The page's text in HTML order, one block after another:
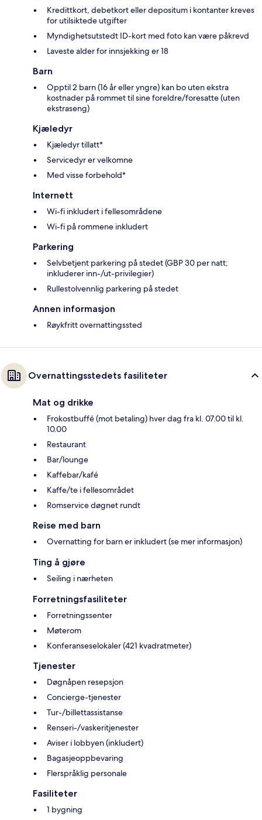
Kredittkort, debetkort eller depositum i kontanter kreves
for utilsiktede utgifter
Myndighetsutstedt ID-kort med foto kan være påkrevd
Laveste alder for innsjekking er 18
Barn
Opptil 2 barn (16 år eller yngre) kan bo uten ekstra
kostnader på rommet til sine foreldre/foresatte (uten
ekstraseng)
Kjæledyr
Kjæledyr tillatt*
Servicedyr er velkomne
Med visse forbehold*
Internett
Wi-fi inkludert i fellesområdene
Wi-fi på rommene inkludert
Parkering
Selvbetjent parkering på stedet (GBP 30 per natt;
inkluderer inn-/ut-privilegier)
Rullestolvennlig parkering på stedet
Annen informasjon
Røykfritt overnattingssted
Overnattingsstedets fasiliteter
Mat og drikke
Frokostbuffé (mot betaling) hver dag fra kl. 07.00 til kl.
10.00
Restaurant
Bar/lounge
Kaffebar/kafé
Kaffe/te i fellesområdet
Romservice døgnet rundt
Reise med barn
Overnatting for barn er inkludert (se mer informasjon)
Ting å gjøre
Seiling i nærheten
Forretningsfasiliteter
Forretningssenter
Møterom
Konferanseselokaler (421 kvadratmeter)
Tjenester
Døgnåpen resepsjon
Concierge-tjenester
Tur-/billettassistanse
Renseri-/vaskeritjenester
Aviser i lobbyen (inkludert)
Bagasjeoppbevaring
Flerspråklig personale
Fasiliteter
1 bygning